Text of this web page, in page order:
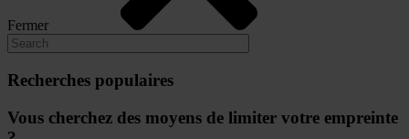
Fermer
Recherches populaires
Vous cherchez des moyens de limiter votre empreinte